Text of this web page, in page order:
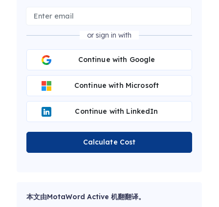
or sign in with
Continue with Google
Continue with Microsoft
Continue with LinkedIn
Calculate Cost
本文由MotaWord Active 机翻翻译。